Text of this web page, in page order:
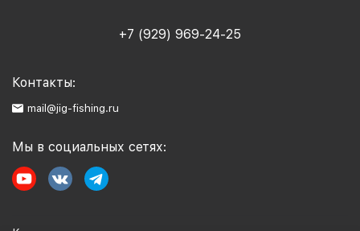
+7 (929) 969-24-25
Контакты:
mail@jig-fishing.ru
Мы в социальных сетях: